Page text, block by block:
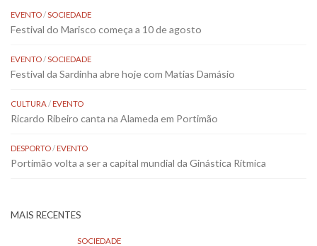
EVENTO/SOCIEDADE
Festival do Marisco começa a 10 de agosto
EVENTO/SOCIEDADE
Festival da Sardinha abre hoje com Matias Damásio
CULTURA/EVENTO
Ricardo Ribeiro canta na Alameda em Portimão
DESPORTO/EVENTO
Portimão volta a ser a capital mundial da Ginástica Rítmica
MAIS RECENTES
SOCIEDADE